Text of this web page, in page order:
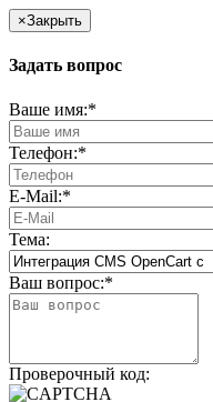
×Закрыть
Задать вопрос
Ваше имя:*
Телефон:*
E-Mail:*
Тема:
Ваш вопрос:*
Проверочный код: